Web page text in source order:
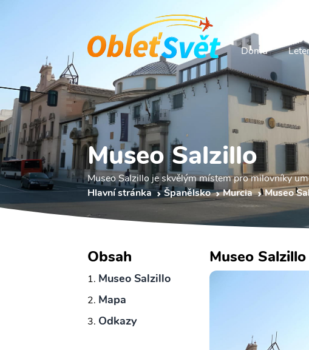
Domů
Museo Salzillo
Museo Salzillo je skvělým místem pro milovníky
Hlavní stránka
Španělsko Murcia Museo
Obsah
Museo Salzillo
Mapa
Odkazy
Museo Salzillo